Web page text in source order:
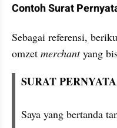
Contoh Surat
Sebagai referensi,
omzet merchant yang
SURAT
Saya yang bertanda